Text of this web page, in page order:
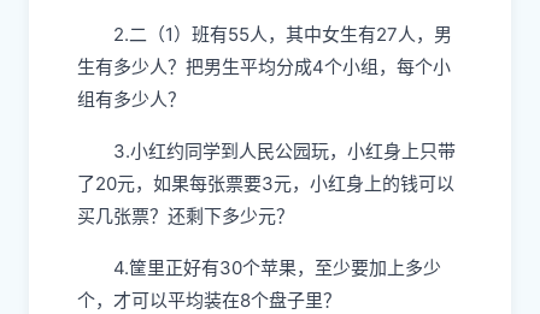
2.二（1）班有55人，其中女生有27人，男
生有多少人？把男生平均分成4个小组，每个小
组有多少人？
3.小红约同学到人民公园玩，小红身上只带
了20元，如果每张票要3元，小红身上的钱可以
买几张票？还剩下多少元？
4.筐里正好有30个苹果，至少要加上多少
个，才可以平均装在8个盘子里？